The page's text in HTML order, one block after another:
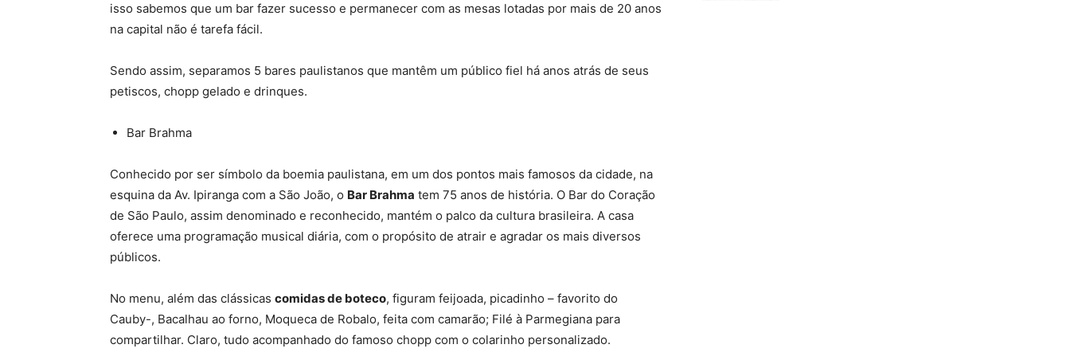
isso sabemos que um bar fazer sucesso e permanecer com as mesas lotadas por mais de 20 anos
na capital não é tarefa fácil.
Sendo assim, separamos 5 bares paulistanos que mantêm um público fiel há anos atrás de seus
petiscos, chopp gelado e drinques.
Bar Brahma
Conhecido por ser símbolo da boemia paulistana, em um dos pontos mais famosos da cidade, na
esquina da Av. Ipiranga com a São João, o Bar Brahma tem 75 anos de história. O Bar do Coração
de São Paulo, assim denominado e reconhecido, mantém o palco da cultura brasileira. A casa
oferece uma programação musical diária, com o propósito de atrair e agradar os mais diversos
públicos.
No menu, além das clássicas comidas de boteco, figuram feijoada, picadinho – favorito do
Cauby-, Bacalhau ao forno, Moqueca de Robalo, feita com camarão; Filé à Parmegiana para
compartilhar. Claro, tudo acompanhado do famoso chopp com o colarinho personalizado.